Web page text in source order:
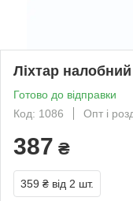
Ліхтар
Готово до відправки
Код: 1086
Опт і
387 ₴
359 ₴ від 2 шт.